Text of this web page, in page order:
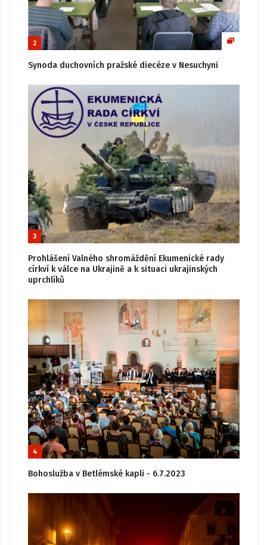
2
Synoda duchovních pražské diecéze v Nesuchyni
3
Prohlášení Valného shromáždění Ekumenické rady
církví k válce na Ukrajině a k situaci ukrajinských
uprchlíků
4
Bohoslužba v Betlémské kapli - 6.7.2023